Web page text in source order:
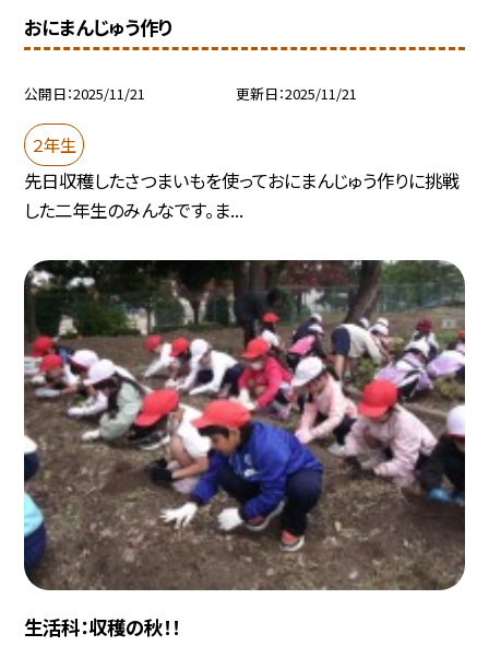
おにまんじゅう作り
公開日 2025/11/21 更新日 2025/11/21
２年生
先日収穫したさつまいもを使っておにまんじゅう作りに挑戦
した二年生のみんなです。ま...
生活科：収穫の秋！！